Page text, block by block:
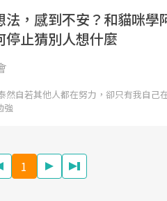
法，感到不安？和貓咪學
停止猜別人想什麼
然自若其他人都在努力，卻只有我自己
強
1
面對超高齡社會的浪
向「健康照護」的新
心議題。然而，健檢
2025年，就到良醫
康新生活」，從講座